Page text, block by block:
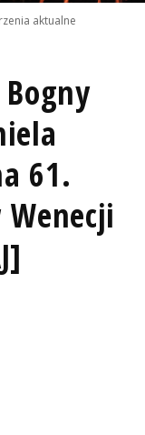
aktualne
61.